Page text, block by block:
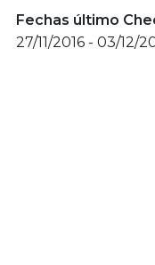
Fechas último
27/11/2016 - 03/12/